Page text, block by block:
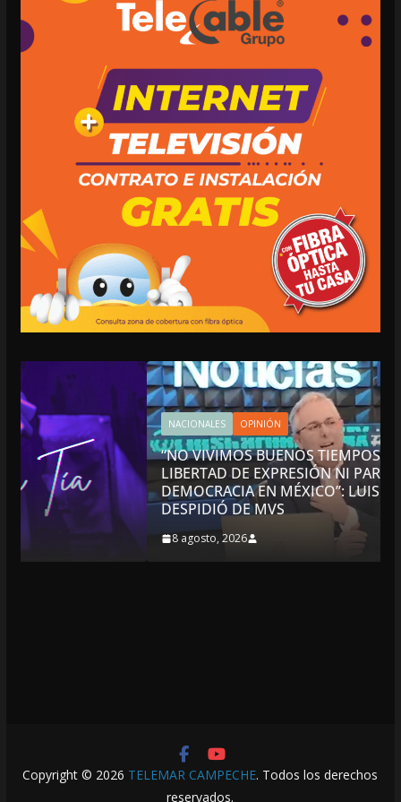
NACIONALES OPINIÓN
“NO VIVIMOS BUENOS TIEMPOS PARA LA
LIBERTAD DE EXPRESIÓN NI PARA LA
DEMOCRACIA EN MÉXICO”: LUIS CÁRDENAS; SE
DESPIDIÓ DE MVS
8 agosto, 2026
Copyright © 2026 TELEMAR CAMPECHE. Todos los derechos
reservados.